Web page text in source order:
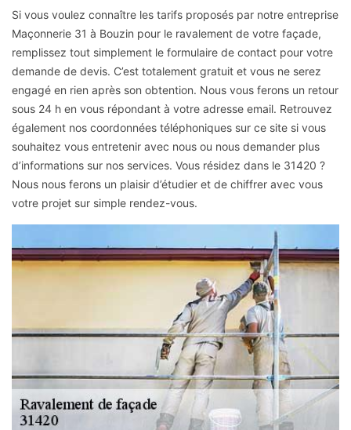
Si vous voulez connaître les tarifs proposés par notre entreprise
Maçonnerie 31 à Bouzin pour le ravalement de votre façade,
remplissez tout simplement le formulaire de contact pour votre
demande de devis. C’est totalement gratuit et vous ne serez
engagé en rien après son obtention. Nous vous ferons un retour
sous 24 h en vous répondant à votre adresse email. Retrouvez
également nos coordonnées téléphoniques sur ce site si vous
souhaitez vous entretenir avec nous ou nous demander plus
d’informations sur nos services. Vous résidez dans le 31420 ?
Nous nous ferons un plaisir d’étudier et de chiffrer avec vous
votre projet sur simple rendez-vous.